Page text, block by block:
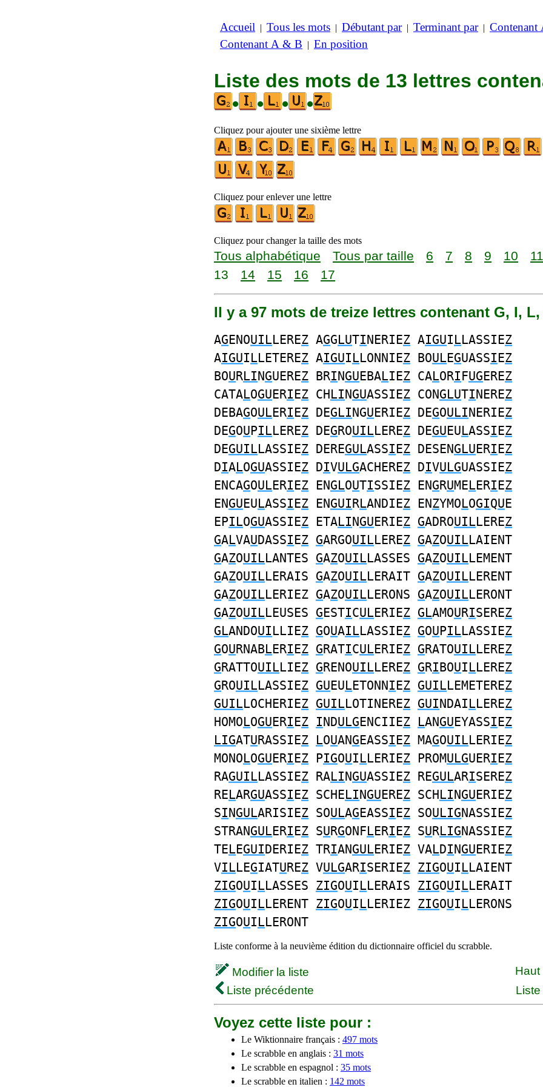
Accueil | Tous les mots | Débutant par| Terminant par| Contenant
Contenant A & B | En position
Liste des mots de 13 lettres
•
• • •
Cliquez pour ajouter une sixième lettre
Cliquez pour enlever une lettre
Cliquez pour changer la taille des mots
Tous alphabétique Tous par taille 6 7 8 9 10 11
13
14 15 16 17
Il y a 97 mots de treize lettres contenant G, I, L,
AGENOUILLEREZ AGGLUTINERIEZ AIGUILLASSIEZ
AIGUILLETEREZ AIGUILLONNIEZ BOULEGUASSIEZ
BOURLINGUEREZ BRINGUEBALIEZ CALORIFUGEREZ
CATALOGUERIEZ CHLINGUASSIEZ CONGLUTINEREZ
DEBAGOULERIEZ DEGLINGUERIEZ DEGOULINERIEZ
DEGOUPILLEREZ DEGROUILLEREZ DEGUEULASSIEZ
DEGUILLASSIEZ DEREGULASSIEZ DESENGLUERIEZ
DIALOGUASSIEZ DIVULGACHEREZ DIVULGUASSIEZ
ENCAGOULERIEZ ENGLOUTISSIEZ ENGRUMELERIEZ
ENGUEULASSIEZ ENGUIRLANDIEZ ENZYMOLOGIQUE
EPILOGUASSIEZ ETALINGUERIEZ GADROUILLEREZ
GALVAUDASSIEZ GARGOUILLEREZ GAZOUILLAIENT
GAZOUILLANTES GAZOUILLASSES GAZOUILLEMENT
GAZOUILLERAIS GAZOUILLERAIT GAZOUILLERENT
GAZOUILLERIEZ GAZOUILLERONS GAZOUILLERONT
GAZOUILLEUSES GESTICULERIEZ GLAMOURISEREZ
GLANDOUILLIEZ GOUAILLASSIEZ GOUPILLASSIEZ
GOURNABLERIEZ GRATICULERIEZ GRATOUILLEREZ
GRATTOUILLIEZ GRENOUILLEREZ GRIBOUILLEREZ
GROUILLASSIEZ GUEULETONNIEZ GUILLEMETEREZ
GUILLOCHERIEZ GUILLOTINEREZ GUINDAILLEREZ
HOMOLOGUERIEZ INDULGENCIIEZ LANGUEYASSIEZ
LIGATURASSIEZ LOUANGEASSIEZ MAGOUILLERIEZ
MONOLOGUERIEZ PIGOUILLERIEZ PROMULGUERIEZ
RAGUILLASSIEZ RALINGUASSIEZ REGULARISEREZ
RELARGUASSIEZ SCHELINGUEREZ SCHLINGUERIEZ
SINGULARISIEZ SOULAGEASSIEZ SOULIGNASSIEZ
STRANGULERIEZ SURGONFLERIEZ SURLIGNASSIEZ
TELEGUIDERIEZ TRIANGULERIEZ VALDINGUERIEZ
VILLEGIATUREZ VULGARISERIEZ ZIGOUILLAIENT
ZIGOUILLASSES ZIGOUILLERAIS ZIGOUILLERAIT
ZIGOUILLERENT ZIGOUILLERIEZ ZIGOUILLERONS
ZIGOUILLERONT
Liste conforme à la neuvième édition du dictionnaire officiel du scrabble.
Modifier la liste
Haut
Liste précédente
Voyez cette liste pour :
Le Wiktionnaire français : 497 mots
Le scrabble en anglais : 31 mots
Le scrabble en espagnol : 35 mots
Le scrabble en italien : 142 mots